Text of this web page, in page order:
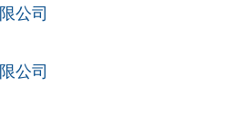
公司
公司